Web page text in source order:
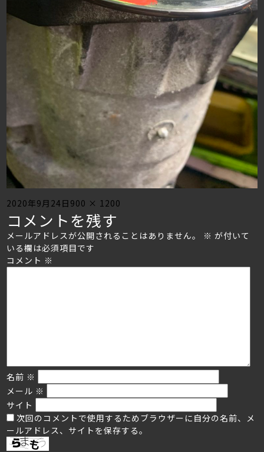
Posted
on
2020年9月24日 Full
size
900 × 1200
コメントを残す
メールアドレスが公開されることはありません。 ※ が付いて
いる欄は必須項目です
コメント ※
名前 ※
メール ※
サイト
次回のコメントで使用するためブラウザーに自分の名前、メ
ールアドレス、サイトを保存する。